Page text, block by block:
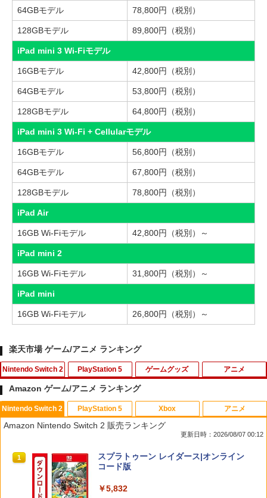
64GBモデル 78,800円（税別）
128GBモデル 89,800円（税別）
iPad mini 3 Wi-Fiモデル
16GBモデル 42,800円（税別）
64GBモデル 53,800円（税別）
128GBモデル 64,800円（税別）
iPad mini 3 Wi-Fi + Cellularモデル
16GBモデル 56,800円（税別）
64GBモデル 67,800円（税別）
128GBモデル 78,800円（税別）
iPad Air
16GB Wi-Fiモデル 42,800円（税別）～
iPad mini 2
16GB Wi-Fiモデル 31,800円（税別）～
iPad mini
16GB Wi-Fiモデル 26,800円（税別）～
楽天市場 ゲーム/アニメ ランキング
Nintendo Switch 2
1
【新品】Nintendo Switch2ソフト ゼル
ダの伝説 ティアーズ オブ ザ キングダム
Nintendo Switch 2 Edition【加納店】
￥7,800
PlayStation 5
1
KontrolFreek コントロールフリーク FP
Sフリーク Galaxy PlayStation 4 PS4 a
nd PlayStation 5 PS5 | Performance T
￥1,750
ゲームグッズ
1
CYBER ・ 高硬度ガラスパネル （ Switc
h2 用）反射防止 ＋ブルーライトカット
タイプ AGC製 強化ガラス 硬度9H 硬度9
ラウンドカット加工 飛散防止加工
アニメ
1
【中古】 コクリコ坂から レンタル落ち
Blu-ray ブルーレイ / [DVD]【メール便送
￥1,525
Amazon ゲーム/アニメ ランキング
Nintendo Switch 2
Amazon Nintendo Switch 2 販売ランキング
更新日時：2026/08/07 00:12
1
スプラトゥーン レイダース|オンライン
コード版
￥5,832
PlayStation 5 Xbox アニメ